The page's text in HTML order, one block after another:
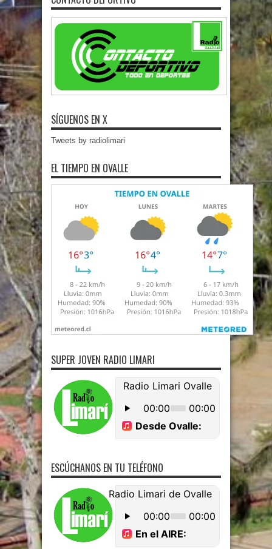
SÍGUENOS EN X
Tweets by radiolimari
EL TIEMPO EN OVALLE
SUPER JOVEN RADIO LIMARI
ESCÚCHANOS EN TU TELÉFONO